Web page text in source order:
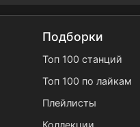
Подборки
Топ 100 станций
Топ 100 по лайкам
Плейлисты
Коллекции